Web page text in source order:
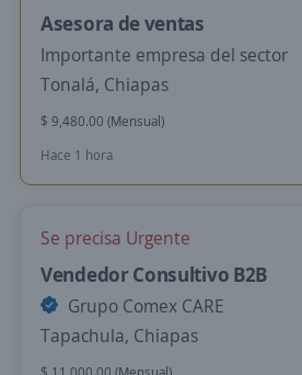
Asesora de ventas
Importante empresa del sector
Tonalá, Chiapas
$ 9,480.00 (Mensual)
Hace 1 hora
Se precisa Urgente
Vendedor Consultivo B2B
Grupo Comex CARE
Tapachula, Chiapas